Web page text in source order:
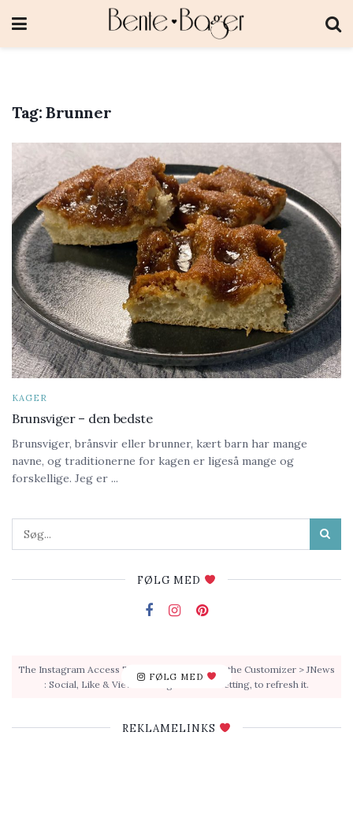
Tag: Brunner
KAGER
Brunsviger – den bedste
Brunsviger, brånsvir eller brunner, kært barn har mange
navne, og traditionerne for kagen er ligeså mange og
forskellige. Jeg er ...
FØLG MED
FØLG MED
The Instagram Access Token is expired, Go to the Customizer > JNews
: Social, Like & View > Instagram Feed Setting, to refresh it.
REKLAMELINKS